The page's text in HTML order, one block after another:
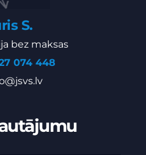
S.
bez maksas
074 448